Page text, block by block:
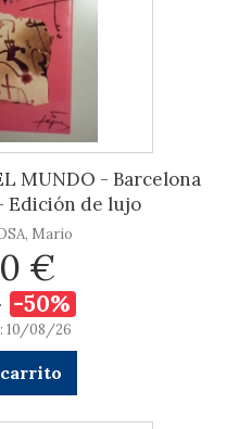
MUNDO - Barcelona
Edición de lujo
Mario
€
-50%
10/08/26